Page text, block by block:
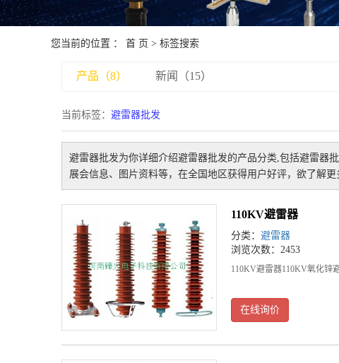
您当前的位置 ： 首 页 > 标签搜索
产品（8） 新闻（15）
当前标签： 避雷器批发
避雷器批发为你详细介绍避雷器批发的产品分类,包括避雷器
展会信息、图片资料等，在全国地区获得用户好评，欲了解
110KV避雷器
分类： 避雷器
浏览次数：2453
110KV避雷器110KV氧化锌
在线询价